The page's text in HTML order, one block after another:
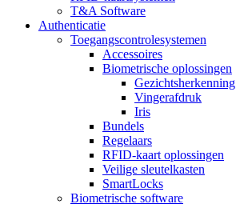
T&A Software
Authenticatie
Toegangscontrolesystemen
Accessoires
Biometrische oplossingen
Gezichtsherkenning
Vingerafdruk
Iris
Bundels
Regelaars
RFID-kaart oplossingen
Veilige sleutelkasten
SmartLocks
Biometrische software